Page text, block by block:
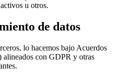
u otros.
de datos
lo hacemos bajo Acuerdos
alineados con GDPR y otras